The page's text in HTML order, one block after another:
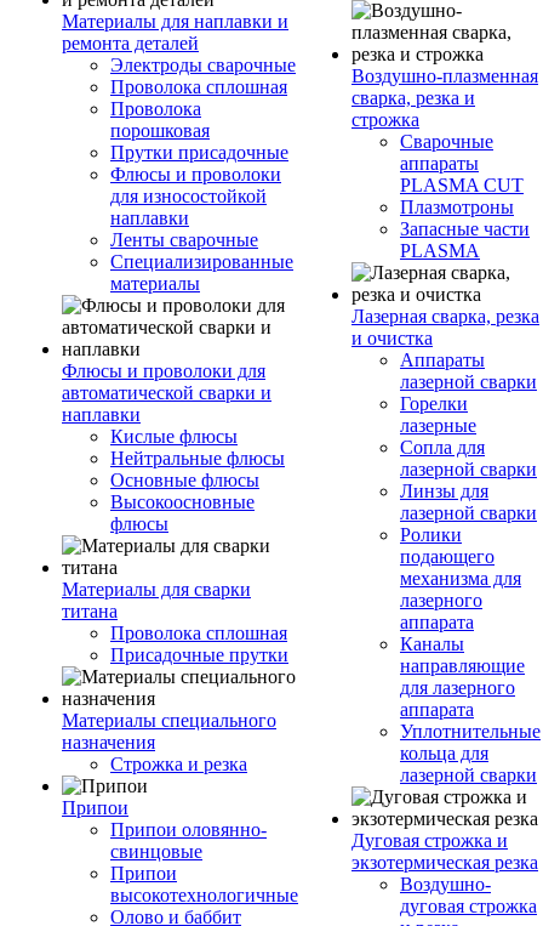
Материалы для наплавки и
ремонта деталей
Электроды сварочные
Проволока сплошная
Проволока
порошковая
Прутки присадочные
Флюсы и проволоки
для износостойкой
наплавки
Ленты сварочные
Специализированные
материалы
Флюсы и проволоки для
автоматической сварки и
наплавки
Кислые флюсы
Нейтральные флюсы
Основные флюсы
Высокоосновные
флюсы
Материалы для сварки
титана
Проволока сплошная
Присадочные прутки
Материалы специального
назначения
Строжка и резка
Припои
Припои оловянно-
свинцовые
Припои
высокотехнологичные
Олово и баббит
Воздушно-плазменная
сварка, резка и
строжка
Сварочные
аппараты
PLASMA CUT
Плазмотроны
Запасные части
PLASMA
Лазерная сварка, резка
и очистка
Аппараты
лазерной сварки
Горелки
лазерные
Сопла для
лазерной сварки
Линзы для
лазерной сварки
Ролики
подающего
механизма для
лазерного
аппарата
Каналы
направляющие
для лазерного
аппарата
Уплотнительные
кольца для
лазерной сварки
Дуговая строжка и
экзотермическая резка
Воздушно-
дуговая строжка